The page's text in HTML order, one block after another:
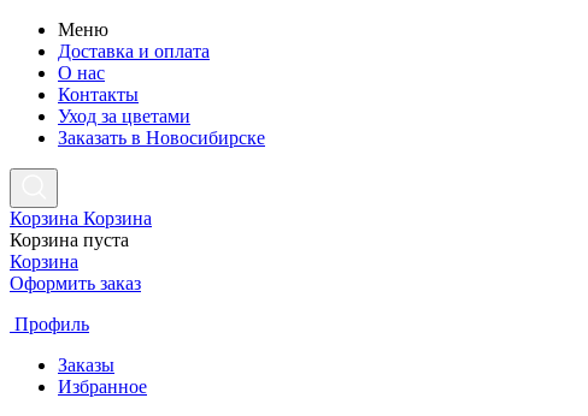
Меню
Доставка и оплата
О нас
Контакты
Уход за цветами
Заказать в Новосибирске
Корзина Корзина
Корзина пуста
Корзина
Оформить заказ
Профиль
Заказы
Избранное